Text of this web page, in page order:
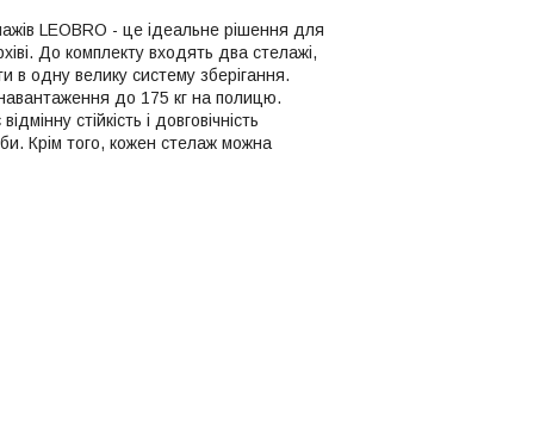
LEOBRO - це ідеальне рішення для
До комплекту входять два стелажі,
в одну велику систему зберігання.
до 175 кг на полицю.
стійкість і довговічність
Крім того, кожен стелаж можна